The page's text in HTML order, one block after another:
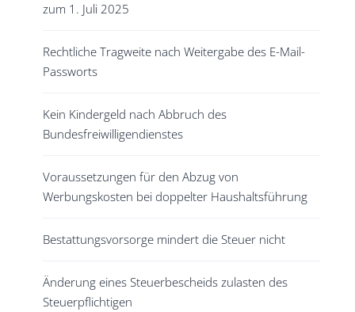
zum 1. Juli 2025
Rechtliche Tragweite nach Weitergabe des E-Mail-
Passworts
Kein Kindergeld nach Abbruch des
Bundesfreiwilligendienstes
Voraussetzungen für den Abzug von
Werbungskosten bei doppelter Haushaltsführung
Bestattungsvorsorge mindert die Steuer nicht
Änderung eines Steuerbescheids zulasten des
Steuerpflichtigen